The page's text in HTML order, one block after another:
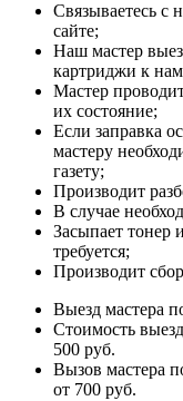
Связываетесь с
сайте;
Наш мастер
картриджи к
Мастер
их состояние;
Если заправка
мастеру
газету;
Производит
В случае
Засыпает тонер
требуется;
Производит
Выезд мастера
Стоимость
500 руб.
Вызов мастера
от 700 руб.